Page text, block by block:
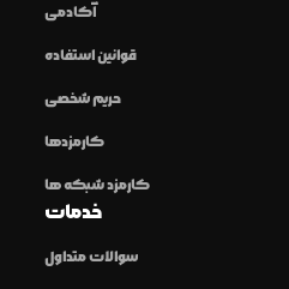
آکادمی
قوانین استفاده
حریم شخصی
کارمزدها
کارمزد شبکه ها
خدمات
سوالات متداول